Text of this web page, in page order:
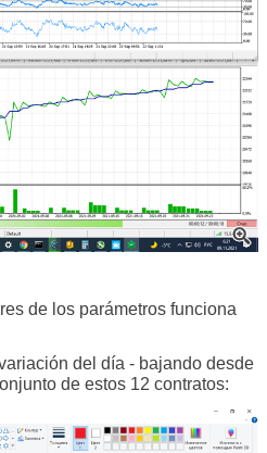
de los parámetros funciona
del día - bajando desde
de estos 12 contratos: